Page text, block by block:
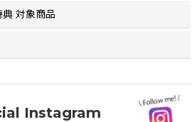
対象商品
Instagram